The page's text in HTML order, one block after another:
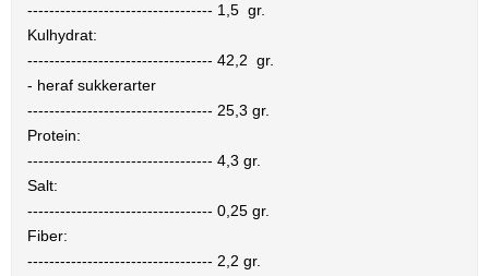
---------------------------------- 1,5 gr.
Kulhydrat:
---------------------------------- 42,2 gr.
- heraf sukkerarter
---------------------------------- 25,3 gr.
Protein:
---------------------------------- 4,3 gr.
Salt:
---------------------------------- 0,25 gr.
Fiber:
---------------------------------- 2,2 gr.